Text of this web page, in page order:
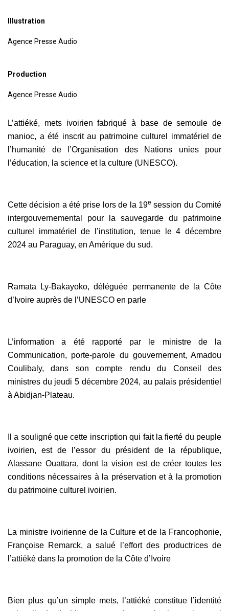
Illustration
Agence Presse Audio
Production
Agence Presse Audio
L’attiéké, mets ivoirien fabriqué à base de semoule de
manioc, a été inscrit au patrimoine culturel immatériel de
l’humanité de l’Organisation des Nations unies pour
l’éducation, la science et la culture (UNESCO).
Cette décision a été prise lors de la 19e session du Comité
intergouvernemental pour la sauvegarde du patrimoine
culturel immatériel de l’institution, tenue le 4 décembre
2024 au Paraguay, en Amérique du sud.
Ramata Ly-Bakayoko, déléguée permanente de la Côte
d’Ivoire auprès de l’UNESCO en parle
L’information a été rapporté par le ministre de la
Communication, porte-parole du gouvernement, Amadou
Coulibaly, dans son compte rendu du Conseil des
ministres du jeudi 5 décembre 2024, au palais présidentiel
à Abidjan-Plateau.
Il a souligné que cette inscription qui fait la fierté du peuple
ivoirien, est de l’essor du président de la république,
Alassane Ouattara, dont la vision est de créer toutes les
conditions nécessaires à la préservation et à la promotion
du patrimoine culturel ivoirien.
La ministre ivoirienne de la Culture et de la Francophonie,
Françoise Remarck, a salué l’effort des productrices de
l’attiéké dans la promotion de la Côte d’Ivoire
Bien plus qu’un simple mets, l’attiéké constitue l’identité